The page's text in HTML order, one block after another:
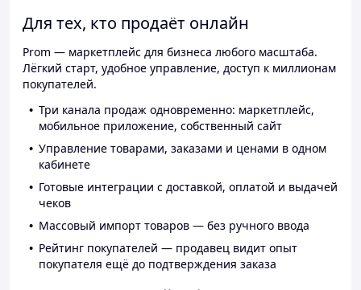
Для тех, кто продаёт онлайн
Prom — маркетплейс для бизнеса любого масштаба.
Лёгкий старт, удобное управление, доступ к миллионам
покупателей.
Три канала продаж одновременно: маркетплейс,
мобильное приложение, собственный сайт
Управление товарами, заказами и ценами в одном
кабинете
Готовые интеграции с доставкой, оплатой и выдачей
чеков
Массовый импорт товаров — без ручного ввода
Рейтинг покупателей — продавец видит опыт
покупателя ещё до подтверждения заказа